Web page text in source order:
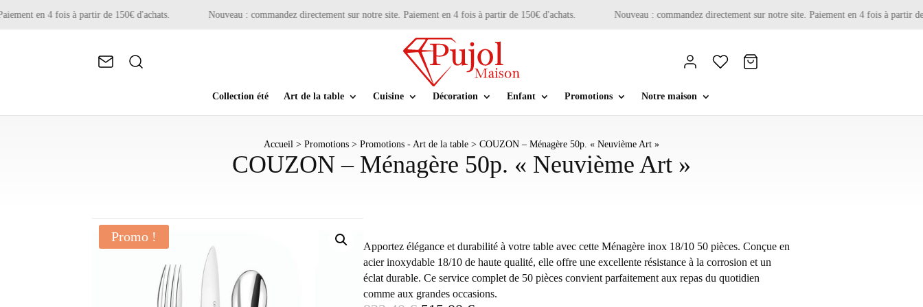
en 4 fois à partir de 150€ d'achats. Nouveau : commandez directement sur notre site. Paiement en 4 fois à partir de 150€ d'achats. Nouveau : commandez directement sur notre site. Paiement en 4 fois à partir de
Collection été Art de la table Cuisine Décoration Enfant Promotions Notre maison
Accueil > Promotions > Promotions - Art de la table > COUZON – Ménagère 50p. « Neuvième Art »
COUZON – Ménagère 50p. « Neuvième Art »
Promo !
Apportez élégance et durabilité à votre table avec cette Ménagère inox 18/10 50 pièces. Conçue en
acier inoxydable 18/10 de haute qualité, elle offre une excellente résistance à la corrosion et un
éclat durable. Ce service complet de 50 pièces convient parfaitement aux repas du quotidien
comme aux grandes occasions.